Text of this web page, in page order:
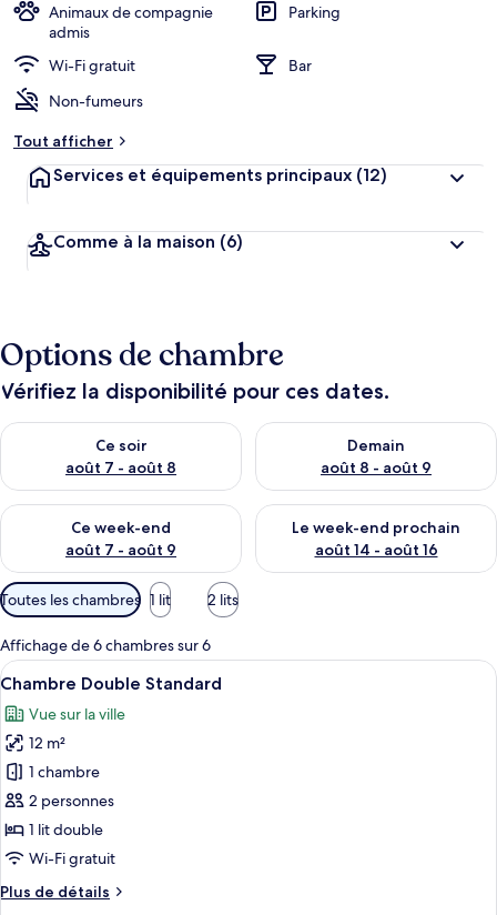
Animaux de compagnie
admis
Parking
Wi-Fi gratuit
Bar
Non-fumeurs
Tout afficher
Services et équipements principaux (12)
Comme à la maison (6)
Options de chambre
Vérifiez la disponibilité pour ces dates.
Ce soir
août 7 - août 8
Vérifier la disponibilité pour ce soir août 7 - août 8
Demain
août 8 - août 9
Vérifier la disponibilité pour
Ce week-end
août 7 - août 9
Vérifier la disponibilité pour ce week-end août 7 - août 9
Le week-end prochain
août 14 - août 16
Vérifier la disponibilité pour
Filtres
disponibles
pour
les
chambres
Toutes les chambres 1 lit 2 lits
Affichage de 6 chambres sur 6
Afficher
toutes
les
photos
pour
ce
type
de
chambre :
Chambre
Une chambre d’hôtel avec une tête
28
Chambre Double Standard
Vue sur la ville
12 m²
1 chambre
2 personnes
1 lit double
Wi-Fi gratuit
Plus de détails
Plus